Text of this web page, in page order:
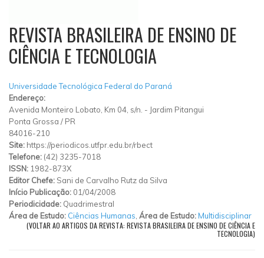
REVISTA BRASILEIRA DE ENSINO DE
CIÊNCIA E TECNOLOGIA
Universidade Tecnológica Federal do Paraná
Endereço:
Avenida Monteiro Lobato, Km 04, s/n. - Jardim Pitangui
Ponta Grossa / PR
84016-210
Site: https://periodicos.utfpr.edu.br/rbect
Telefone: (42) 3235-7018
ISSN: 1982-873X
Editor Chefe: Sani de Carvalho Rutz da Silva
Início Publicação: 01/04/2008
Periodicidade: Quadrimestral
Área de Estudo: Ciências Humanas Área de Estudo:Multidisciplinar
(VOLTAR AO ARTIGOS DA REVISTA: REVISTA BRASILEIRA DE ENSINO DE CIÊNCIA E
TECNOLOGIA)